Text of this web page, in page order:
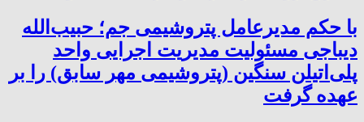
با حکم مدیرعامل پتروشیمی جم؛ حبیب‌الله
دیباجی مسئولیت مدیریت اجرایی واحد
پلی‌اتیلن سنگین (پتروشیمی مهر سابق) را بر
عهده گرفت